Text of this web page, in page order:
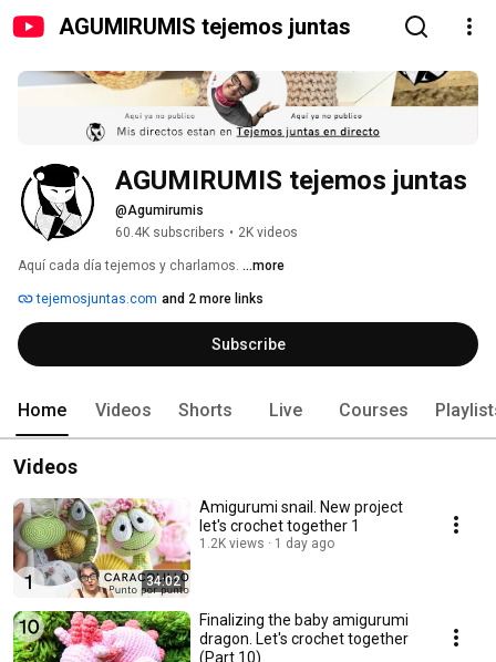
AGUMIRUMIS tejemos juntas
AGUMIRUMIS tejemos juntas
@Agumirumis
60.4K subscribers • 2K videos
Aquí cada día tejemos y charlamos. ...more
tejemosjuntas.com and 2 more links
Subscribe
Home Videos Shorts Live Courses
Videos
34:02
Amigurumi snail. New project
let's crochet together 1
1.2K views 1 day ago
Finalizing the baby amigurumi
dragon. Let's crochet together
(Part 10)